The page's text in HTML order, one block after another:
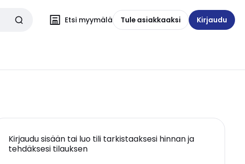
Etsi myymälä Tule asiakkaaksi Kirjaudu
Kirjaudu sisään tai luo tili tarkistaaksesi hinnan ja
tehdäksesi tilauksen